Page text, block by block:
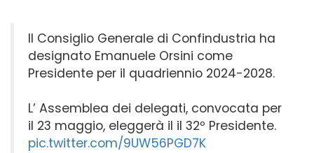
Il Consiglio Generale di Confindustria ha
designato Emanuele Orsini come
Presidente per il quadriennio 2024-2028.
L’ Assemblea dei delegati, convocata per
il 23 maggio, eleggerà il il 32º Presidente.
pic.twitter.com/9UW56PGD7K